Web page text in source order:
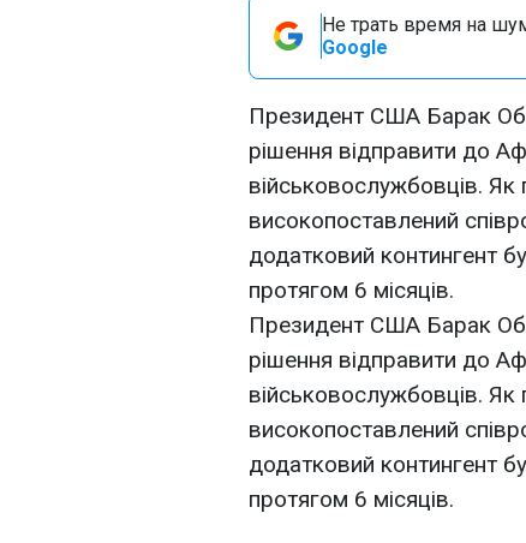
Не трать время на
Google
Президент США Барак
рішення відправити до
військовослужбовців.
високопоставлений
додатковий контингент
протягом 6 місяців.
Президент США Барак
рішення відправити до
військовослужбовців.
високопоставлений
додатковий контингент
протягом 6 місяців.